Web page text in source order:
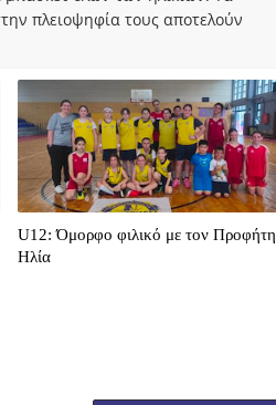
πλειοψηφία τους αποτελούν
U12: Όμορφο φιλικό με τον Προφήτη
Ηλία